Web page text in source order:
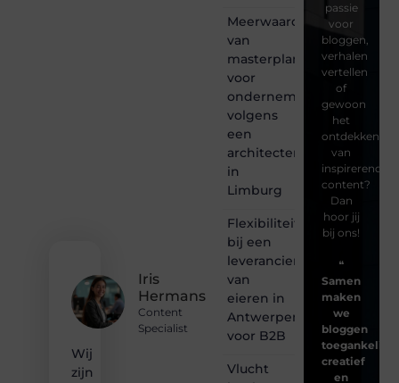
Iris
Hermans
Content
Specialist
Wij
zijn
Meerwaarde
van
masterplanning
voor
ondernemingen
volgens
een
architectenbureau
in
Limburg
Flexibiliteit
bij een
leverancier
van
eieren in
Antwerpen
voor B2B
Vlucht
passie
voor
bloggen,
verhalen
vertellen
of
gewoon
het
ontdekken
van
inspirerende
content?
Dan
hoor jij
bij ons!
❝
Samen
maken
we
bloggen
toegankelijk,
creatief
en